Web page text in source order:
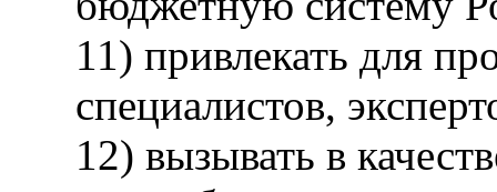
11) привлекать для
специалистов,
12) вызывать в